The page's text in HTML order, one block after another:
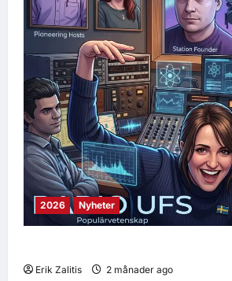
2026 Nyheter
Erik Zalitis 2 månader ago